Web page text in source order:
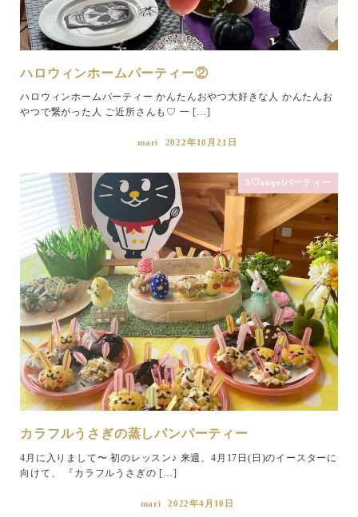
ハロウィンホームパーティー②
ハロウィンホームパーティー かんたんおやつ大好きな人 かんたんお
やつで繋がった人 ご近所さんも♡ 一 […]
mari 2022年10月21日
3♡angelパーティー
カラフルうさぎの蒸しパンパーティー
4月に入りまして〜 初のレッスン♪ 来週、4月17日(日)のイースターに
向けて、 『カラフルうさぎの […]
mari 2022年4月10日